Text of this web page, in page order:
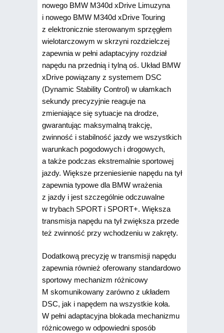
nowego BMW M340d xDrive Limuzyna
i nowego BMW M340d xDrive Touring
z elektronicznie sterowanym sprzęgłem
wielotarczowym w skrzyni rozdzielczej
zapewnia w pełni adaptacyjny rozdział
napędu na przednią i tylną oś. Układ BMW
xDrive powiązany z systemem DSC
(Dynamic Stability Control) w ułamkach
sekundy precyzyjnie reaguje na
zmieniające się sytuacje na drodze,
gwarantując maksymalną trakcję,
zwinność i stabilność jazdy we wszystkich
warunkach pogodowych i drogowych,
a także podczas ekstremalnie sportowej
jazdy. Większe przeniesienie napędu na tył
zapewnia typowe dla BMW wrażenia
z jazdy i jest szczególnie odczuwalne
w trybach SPORT i SPORT+. Większa
transmisja napędu na tył zwiększa przede
też zwinność przy wchodzeniu w zakręty.
Dodatkową precyzję w transmisji napędu
zapewnia również oferowany standardowo
sportowy mechanizm różnicowy
M skomunikowany zarówno z układem
DSC, jak i napędem na wszystkie koła.
W pełni adaptacyjna blokada mechanizmu
różnicowego w odpowiedni sposób